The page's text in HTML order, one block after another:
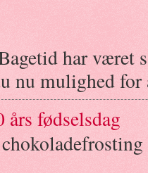
har været
nu mulighed
fødselsdag